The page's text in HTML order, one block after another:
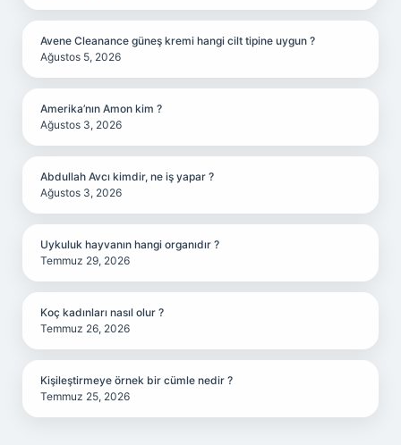
Avene Cleanance güneş kremi hangi cilt tipine uygun ?
Ağustos 5, 2026
Amerika’nın Amon kim ?
Ağustos 3, 2026
Abdullah Avcı kimdir, ne iş yapar ?
Ağustos 3, 2026
Uykuluk hayvanın hangi organıdır ?
Temmuz 29, 2026
Koç kadınları nasıl olur ?
Temmuz 26, 2026
Kişileştirmeye örnek bir cümle nedir ?
Temmuz 25, 2026